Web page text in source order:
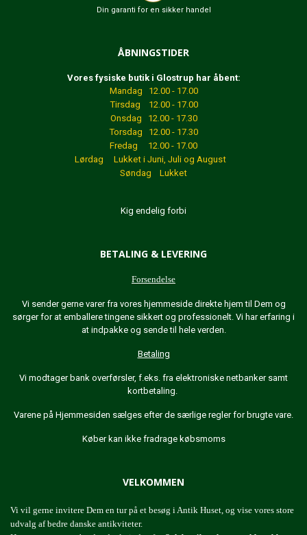
Din garanti for en sikker handel
ÅBNINGSTIDER
Vores fysiske butik i Glostrup har åbent:
Mandag 12.00 - 17.00
Tirsdag 12.00 - 17.00
Onsdag 12.00 - 17.30
Torsdag 12.00 - 17.30
Fredag 12.00 - 17.00
Lørdag Lukket i Juni, Juli og August
Søndag Lukket
Kig endelig forbi
BETALING & LEVERING
Forsendelse
Vi sender gerne varer fra vores hjemmeside direkte hjem til Dem og
sørger for at emballere tingene sikkert og professionelt. Vi har erfaring i
at indpakke og sende til hele verden.
Betaling
Vi modtager bank overførsler, f.eks. fra elektroniske netbanker samt
kortbetaling.
Varene på Hjemmesiden sælges efter de særlige regler for brugte vare.
Køber kan ikke fradrage købsmoms
VELKOMMEN
Vi vil gerne invitere Dem en tur på et besøg i Antik Huset, og vise vores store
udvalg af bedre danske antikviteter.